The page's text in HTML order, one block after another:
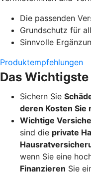
Die passenden
Grundschutz für
Sinnvolle
Produktempfehlungen
Das
Sichern Sie
deren Kosten Sie
Wichtige
sind die private
wenn Sie eine
Finanzieren Sie